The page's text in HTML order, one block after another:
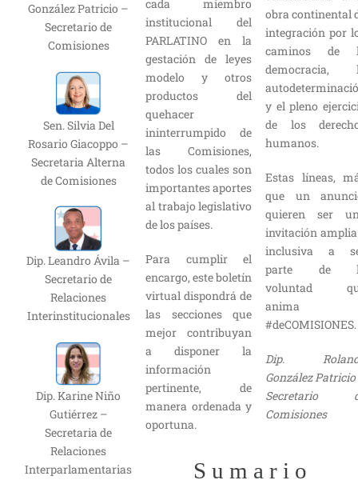
González Patricio –
Secretario de
Comisiones
Sen. Silvia Del
Rosario Giacoppo –
Secretaria Alterna
de Comisiones
Dip. Leandro Ávila –
Secretario de
Relaciones
Interinstitucionales
Dip. Karine Niño
Gutiérrez –
Secretaria de
Relaciones
Interparlamentarias
cada miembro
institucional del
PARLATINO en la
gestación de leyes
modelo y otros
productos del
quehacer
ininterrumpido de
las Comisiones,
todos los cuales son
importantes aportes
al trabajo legislativo
de los países.
Para cumplir el
encargo, este boletín
virtual dispondrá de
las secciones que
mejor contribuyan
a disponer la
información
pertinente, de
manera ordenada y
oportuna.
obra continental
integración por
caminos de
democracia,
y el pleno
de los
humanos.
Estas líneas,
que un
quieren ser
invitación
inclusiva a
parte de
voluntad
anima
#deCOMISIONES.
Dip.
González Patricio
Secretario
Comisiones
S u m a r i o